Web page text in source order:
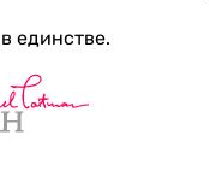
единстве.